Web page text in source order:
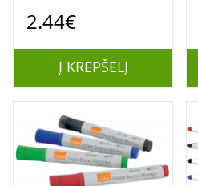
raudonas 1 vnt.
2.44€
Į KREPŠELĮ